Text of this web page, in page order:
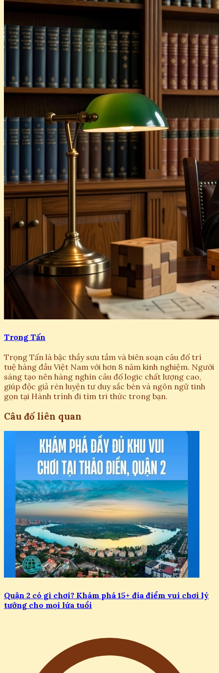
Trọng Tấn
Trọng Tấn là bậc thầy sưu tầm và biên soạn câu đố trí
tuệ hàng đầu Việt Nam với hơn 8 năm kinh nghiệm. Người
sáng tạo nên hàng nghìn câu đố logic chất lượng cao,
giúp độc giả rèn luyện tư duy sắc bén và ngôn ngữ tinh
gọn tại Hành trình đi tìm tri thức trong bạn.
Câu đố liên quan
Quận 2 có gì chơi? Khám phá 15+ địa điểm vui chơi lý
tưởng cho mọi lứa tuổi